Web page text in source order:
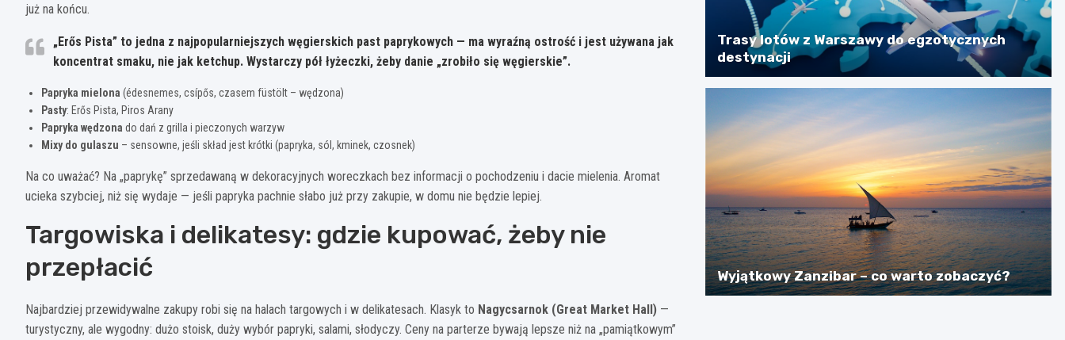
już na końcu.
„Erős Pista” to jedna z najpopularniejszych węgierskich past paprykowych — ma wyraźną ostrość i jest używana jak
koncentrat smaku, nie jak ketchup. Wystarczy pół łyżeczki, żeby danie „zrobiło się węgierskie”.
Papryka mielona (édesnemes, csípős, czasem füstölt – wędzona)
Pasty: Erős Pista, Piros Arany
Papryka wędzona do dań z grilla i pieczonych warzyw
Mixy do gulaszu – sensowne, jeśli skład jest krótki (papryka, sól, kminek, czosnek)
Na co uważać? Na „paprykę” sprzedawaną w dekoracyjnych woreczkach bez informacji o pochodzeniu i dacie mielenia. Aromat
ucieka szybciej, niż się wydaje — jeśli papryka pachnie słabo już przy zakupie, w domu nie będzie lepiej.
Targowiska i delikatesy: gdzie kupować, żeby nie
przepłacić
Najbardziej przewidywalne zakupy robi się na halach targowych i w delikatesach. Klasyk to Nagycsarnok (Great Market Hall) —
turystyczny, ale wygodny: dużo stoisk, duży wybór papryki, salami, słodyczy. Ceny na parterze bywają lepsze niż na „pamiątkowym”
Trasy lotów z Warszawy do egzotycznych
destynacji
Wyjątkowy Zanzibar – co warto zobaczyć?